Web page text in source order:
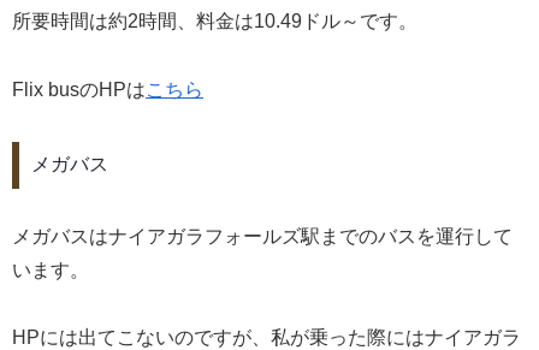
所要時間は約2時間、料金は10.49ドル～です。
Flix busのHPはこちら
メガバス
メガバスはナイアガラフォールズ駅までのバスを運行して
います。
HPには出てこないのですが、私が乗った際にはナイアガラ